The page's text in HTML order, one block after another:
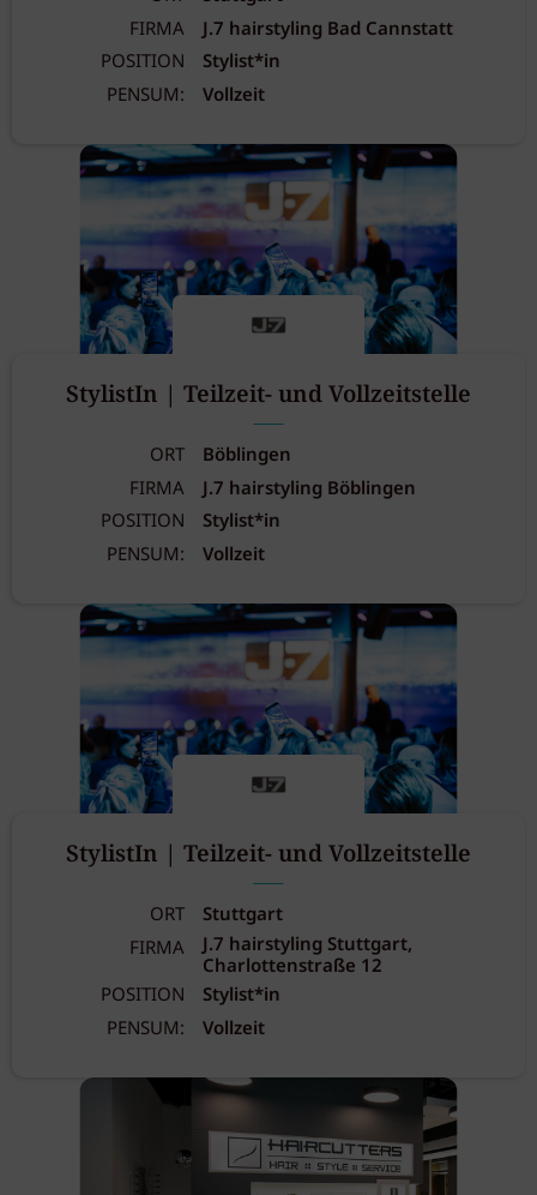
FIRMA
J.7 hairstyling Bad Cannstatt
POSITION
Stylist*in
PENSUM:
Vollzeit
StylistIn | Teilzeit- und Vollzeitstelle
ORT
Böblingen
FIRMA
J.7 hairstyling Böblingen
POSITION
Stylist*in
PENSUM:
Vollzeit
StylistIn | Teilzeit- und Vollzeitstelle
ORT
Stuttgart
FIRMA
J.7 hairstyling Stuttgart,
Charlottenstraße 12
POSITION
Stylist*in
PENSUM:
Vollzeit